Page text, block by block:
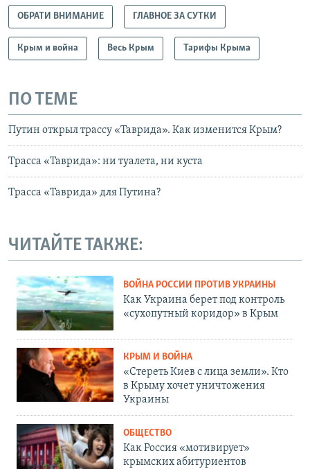
ОБРАТИ ВНИМАНИЕ ГЛАВНОЕ ЗА СУТКИ
Крым и война Весь Крым Тарифы Крыма
ПО ТЕМЕ
Путин открыл трассу «Таврида». Как изменится Крым?
Трасса «Таврида»: ни туалета, ни куста
Трасса «Таврида» для Путина?
ЧИТАЙТЕ ТАКЖЕ:
ВОЙНА РОССИИ ПРОТИВ УКРАИНЫ
Как Украина берет под контроль
«сухопутный коридор» в Крым
КРЫМ И ВОЙНА
«Стереть Киев с лица земли». Кто
в Крыму хочет уничтожения
Украины
ОБЩЕСТВО
Как Россия «мотивирует»
крымских абитуриентов